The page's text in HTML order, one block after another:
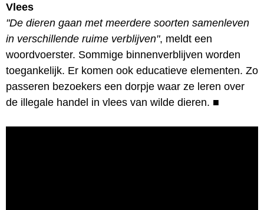
Vlees
"De dieren gaan met meerdere soorten samenleven
in verschillende ruime verblijven", meldt een
woordvoerster. Sommige binnenverblijven worden
toegankelijk. Er komen ook educatieve elementen. Zo
passeren bezoekers een dorpje waar ze leren over
de illegale handel in vlees van wilde dieren. ■